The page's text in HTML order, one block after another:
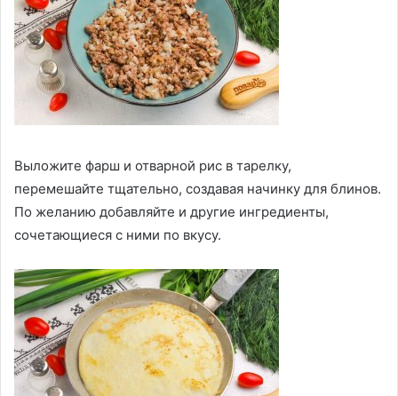
Выложите фарш и отварной рис в тарелку,
перемешайте тщательно, создавая начинку для блинов.
По желанию добавляйте и другие ингредиенты,
сочетающиеся с ними по вкусу.